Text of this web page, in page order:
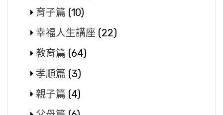
育子篇 (10)
幸福人生講座 (22)
教育篇 (64)
孝順篇 (3)
親子篇 (4)